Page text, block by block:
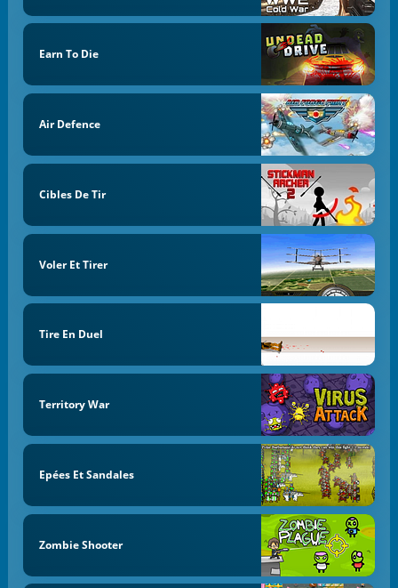
Earn To Die
Air Defence
Cibles De Tir
Voler Et Tirer
Tire En Duel
Territory War
Epées Et Sandales
Zombie Shooter